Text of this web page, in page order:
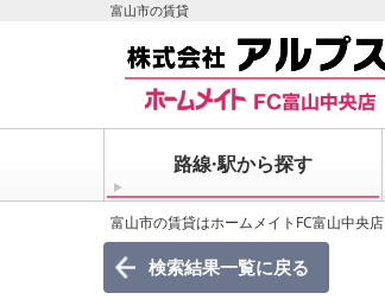
富山市の賃貸
路線·駅から探す
富山市の賃貸はホームメイトFC富山中央店
検索結果一覧に戻る